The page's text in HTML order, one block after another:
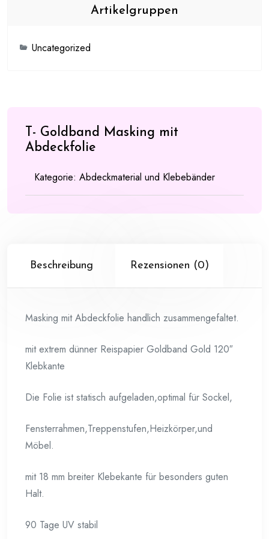
T- Goldband Masking mit
Abdeckfolie
Kategorie: Abdeckmaterial und Klebebänder
Beschreibung Rezensionen (0)
Masking mit Abdeckfolie handlich zusammengefaltet.
mit extrem dünner Reispapier Goldband Gold 120″
Klebkante
Die Folie ist statisch aufgeladen,optimal für Sockel,
Fensterrahmen,Treppenstufen,Heizkörper,und
Möbel.
mit 18 mm breiter Klebekante für besonders guten
Halt.
90 Tage UV stabil
Artikelgruppen
Uncategorized